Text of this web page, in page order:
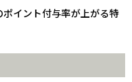
イント付与率が上がる特